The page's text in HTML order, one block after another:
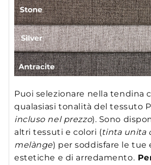
Puoi selezionare nella tendina
qualasiasi tonalità del tessuto
incluso nel prezzo). Sono
altri tessuti e colori (tinta unita
melànge) per soddisfare le tue
estetiche e di arredamento.